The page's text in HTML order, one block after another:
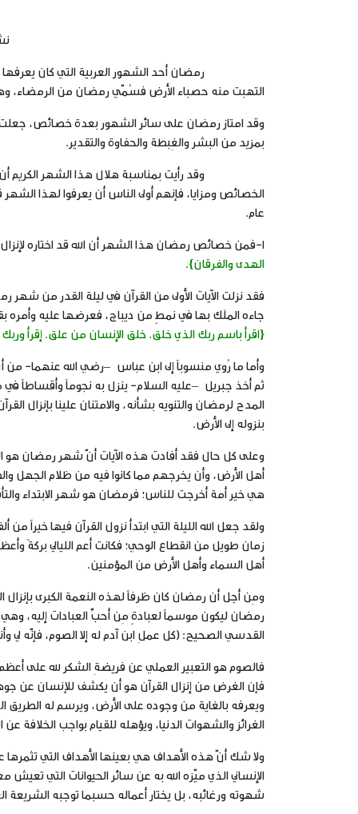
رمضان أحد الشهور العربية التي كان يعرفها
التهبت منه حصباء الأرض فسُمّي رمضان من الرمضاء،
وقد امتاز رمضان على سائر الشهور بعدة خصائص،
بمزيد من البشر والغِبطة والحفاوة والتقدير.
وقد رأيت بمناسبة هلال هذا الشهر الكريم أن
الخصائص ومزايا، فإنهم أولى الناس أن يعرفوا لهذا
عام.
١-فمن خصائص رمضان هذا الشهر أن الله قد اختاره لإنزال القرآن فيه كما قال تعالى:
الهدى والفرقان}.
فقد نزلت الآيات الأولى من القرآن في ليلة القدر من
جاءه الملَك بها في نمطٍ من ديباج، فعرضها عليه وأمره
{اقرأ باسم ربك الذي خلق. خلق الإنسان من علق. إقرأ وربك
ثم أخذ جبريل –عليه السلام- ينزل به نجوماً وأقساطاً
المدح لرمضان والتنويه بشأنه، والامتنان علينا بإنزال
بنزوله إلى الأرض.
وعلى كل حال فقد أفادت هذه الآيات أنّ شهر رمضان هو
أهل الأرض، وأن يخرجهم مما كانوا فيه من ظلام الجهل
هي خير أمة أخرجت للناس؛ فرمضان هو شهر الابتداء
ولقد جعل الله الليلة التي ابتدأ نزول القرآن فيها خيراً
زمان طويل من انقطاع الوحي؛ فكانت أعم الليالي بركةً
أهل السماء وأهل الأرض من المؤمنين.
ومِن أجل أن رمضان كان ظرفاً لهذه النعمة الكبرى بإنزال
رمضان ليكون موسماً لعبادةٍ مِن أحبِّ العبادات إليه، وهي
القدسي الصحيح:(كل عملِ ابن آدم له إلا الصوم، فإنّه
فالصوم هو التعبير العملي عن فريضةِ الشكر لله على أعظم
فإن الغرض من إنزال القرآن هو أن يكشف للإنسان عن
ويعرفه بالغاية من وجوده على الأرض، ويرسم له الطريق
الغرائز والشهوات الدنيا، ويؤهله للقيام بواجب الخلافة
ولا شك أنّ هذه الأهداف هي بعينها الأهداف التي تثمرها
الإنساني الذي ميّزه الله به عن سائر الحيوانات التي
شهوته ورغائبه، بل يختار أعماله حسبما توجبه الشريعة